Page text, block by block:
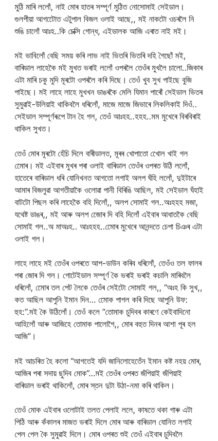
মুঠি মাৰি ললোঁ, নাই মোৰ হাতৰ সম্পূৰ্ণ মুঠিত নোসোমাই সেইডাল।
গুলপীয়া আগটোেত এটুপাল বিজল ওলাই আছে,, মই নাকটো ওচৰলৈ নি
শুঙি চালোঁ আঃহ..কি চেক্সি গোন্ধ, এইডালক আজি এৰাত নাই মই।
মই ভাবিলোঁ বেছি সময় কৰি লাভ নাই ভিতৰি ভিতৰি দহি গৈছোঁ মই,
বাৰিডাল লাহেকৈ মই মুখত ভৰাই ললোঁ ওপৰলৈ তেওঁৰ মুখলৈ চালো..জিকাৰ
এটা মাৰি চকু মুদি মূৰটো ওপৰলৈ কৰি দিছে। তেওঁ খুব সুখ পাইছে বুজি
পাইছে। মই লাহে লাহে মুখখন ডাঙৰকৈ মেলি যিমান পাৰোঁ সেইডাল ভিতৰ
সুমুৱাই-উলিয়াই থাকিবলৈ ধৰিলোঁ, মাজে মাজে জিভাৰে লিকলিকাই দিওঁ..
সেইডাল সম্পূৰ্ণৰূপে টান হৈ গল, তেওঁ আঃহহ..হহহ..মম মুখেৰে বিৰবিৰাই
থাকিল সুখত।
তেওঁ মোৰ মূৰটো হেঁচি দিলে বাৰীডালত, মূৰৰ খোপাতো খোেল খাই গল
মোেৰ। মই এইবাৰ মুখৰ পৰা ওলাই বাৰিডাল তেওঁৰ ওপৰত উঠি ললোঁ,
হাতেৰে বাৰিডাল ধৰি যোনিখনত আগতো লগাই অলপ ঘঁহি ললোঁ, দুইটাৰে
আমাৰ বিজলুৱা আগতীয়াকৈ ওলোৱা পানী বিৰিঙি আছিল, মই সেইডাল ঘঁহাই
বাটটো পিছল কৰি লাহেকৈ বহি দিলোঁ,, অলপ সোমাই গল..অঃহহহ মজা,
যথেষ্ট ডাঙৰ,, মই আৰু অলপ জোেৰ দি বহি দিলোঁ এইবাৰ আধাতকৈ বেছি
সোমাই গল..অ মাঅঃহ.. আঃহহহ..মোেৰ মুখেৰে আনন্দতে চেপা চিঞৰ এটা
ওলাই গল।
লাহে লাহে মই তেওঁৰ ওপৰতে আপ-ডাউন কৰিব ধৰিলোঁ, তেওঁও তল ফালৰ
পৰা জোৰ দি গল। গোটেইডাল সম্পূর্ণ কৈ ভৰাই ভৰাই কচালি মাৰিবলৈ
ধৰিলোঁ, মোেৰ তল পেট লৈকে তেওঁৰ সেইটো সোমাই গল,, “অঃহ কি সুখ,,
কত আছিল আপুনি ইমান দিন… মোেক পাগল কৰি দিছে আপুনি উফ:
হুহ:”.মই কৈ উঠিলোঁ। তেওঁ কলে “তোমাক চুদিবৰ কাৰণে কেইবাদিনো
আহিলোঁ আৰু আজিহে তোমাক পালোগৈ,, মোৰ বহুত দিনৰ আশা পূৰ হল
আজি”।
মই আচৰিত হৈ কলো “আগতেই যদি জানিলোহেতেঁন ইমান কষ্ট নহয় মোৰ,
আজিৰ পৰা সদায় ছুদিব মোক”…মই তেওঁৰ ওপৰত জঁপিয়াই জঁপিয়াই
বাৰিডাল ভৰাই থাকিলোঁ, মোৰ স্তন দুটা উঠা-নমা কৰি থাকিল।
তেওঁ মোক এইবাৰ ওলোটাই তলত পেলাই ললে, কাষতে থকা গাৰু এটা
পিঠি আৰু কঁকালৰ মাজত ভৰাই দিলে মোৰ আৰু বাৰিডাল যোনিত লগাই
পেল পেল কৈ সুমুৱাই দিলে। মোৰ ওপৰত শুই তেওঁ এইবাৰ চুদিবলৈ